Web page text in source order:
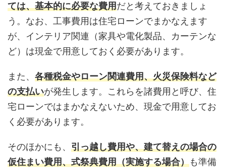
ては、基本的に必要な費用だと考えておきましょ
う。なお、工事費用は住宅ローンでまかなえます
が、インテリア関連（家具や電化製品、カーテンな
ど）は現金で用意しておく必要があります。
また、 各種税金やローン関連費用、火災保険料など
の支払いが発生します。これらを諸費用と呼び、住
宅ローンではまかなえないため、現金で用意してお
く必要があります。
そのほかにも、 引っ越し費用や、建て替えの場合の
仮住まい費用、式祭典費用（実施する場合）も準備